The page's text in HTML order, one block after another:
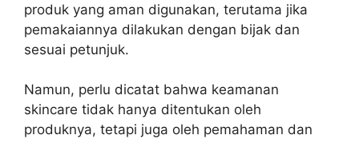
produk yang aman digunakan, terutama jika
pemakaiannya dilakukan dengan bijak dan
sesuai petunjuk.
Namun, perlu dicatat bahwa keamanan
skincare tidak hanya ditentukan oleh
produknya, tetapi juga oleh pemahaman dan